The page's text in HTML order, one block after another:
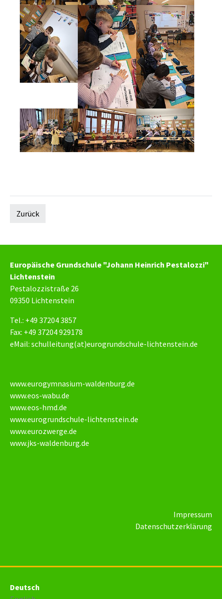
Zurück
Europäische Grundschule "Johann Heinrich Pestalozzi"
Lichtenstein
Pestalozzistraße 26
09350 Lichtenstein
Tel.: +49 37204 3857
Fax: +49 37204 929178
eMail: schulleitung(at)eurogrundschule-lichtenstein.de
www.eurogymnasium-waldenburg.de
www.eos-wabu.de
www.eos-hmd.de
www.eurogrundschule-lichtenstein.de
www.eurozwerge.de
www.jks-waldenburg.de
Impressum
Datenschutzerklärung
Deutsch